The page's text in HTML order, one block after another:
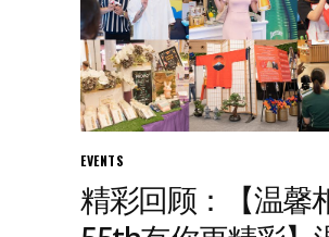
EVENTS
精彩回顾：【温馨